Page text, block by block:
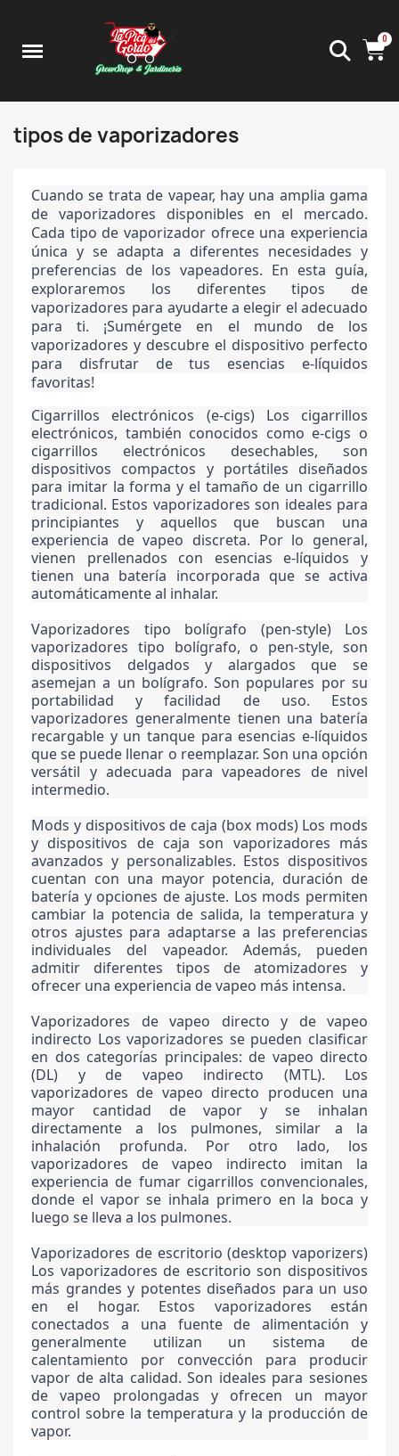
tipos de vaporizadores
Cuando se trata de vapear, hay una amplia gama
de vaporizadores disponibles en el mercado.
Cada tipo de vaporizador ofrece una experiencia
única y se adapta a diferentes necesidades y
preferencias de los vapeadores. En esta guía,
exploraremos los diferentes tipos de
vaporizadores para ayudarte a elegir el adecuado
para ti. ¡Sumérgete en el mundo de los
vaporizadores y descubre el dispositivo perfecto
para disfrutar de tus esencias e-líquidos
favoritas!
Cigarrillos electrónicos (e-cigs) Los cigarrillos
electrónicos, también conocidos como e-cigs o
cigarrillos electrónicos desechables, son
dispositivos compactos y portátiles diseñados
para imitar la forma y el tamaño de un cigarrillo
tradicional. Estos vaporizadores son ideales para
principiantes y aquellos que buscan una
experiencia de vapeo discreta. Por lo general,
vienen prellenados con esencias e-líquidos y
tienen una batería incorporada que se activa
automáticamente al inhalar.
Vaporizadores tipo bolígrafo (pen-style) Los
vaporizadores tipo bolígrafo, o pen-style, son
dispositivos delgados y alargados que se
asemejan a un bolígrafo. Son populares por su
portabilidad y facilidad de uso. Estos
vaporizadores generalmente tienen una batería
recargable y un tanque para esencias e-líquidos
que se puede llenar o reemplazar. Son una opción
versátil y adecuada para vapeadores de nivel
intermedio.
Mods y dispositivos de caja (box mods) Los mods
y dispositivos de caja son vaporizadores más
avanzados y personalizables. Estos dispositivos
cuentan con una mayor potencia, duración de
batería y opciones de ajuste. Los mods permiten
cambiar la potencia de salida, la temperatura y
otros ajustes para adaptarse a las preferencias
individuales del vapeador. Además, pueden
admitir diferentes tipos de atomizadores y
ofrecer una experiencia de vapeo más intensa.
Vaporizadores de vapeo directo y de vapeo
indirecto Los vaporizadores se pueden clasificar
en dos categorías principales: de vapeo directo
(DL) y de vapeo indirecto (MTL). Los
vaporizadores de vapeo directo producen una
mayor cantidad de vapor y se inhalan
directamente a los pulmones, similar a la
inhalación profunda. Por otro lado, los
vaporizadores de vapeo indirecto imitan la
experiencia de fumar cigarrillos convencionales,
donde el vapor se inhala primero en la boca y
luego se lleva a los pulmones.
Vaporizadores de escritorio (desktop vaporizers)
Los vaporizadores de escritorio son dispositivos
más grandes y potentes diseñados para un uso
en el hogar. Estos vaporizadores están
conectados a una fuente de alimentación y
generalmente utilizan un sistema de
calentamiento por convección para producir
vapor de alta calidad. Son ideales para sesiones
de vapeo prolongadas y ofrecen un mayor
control sobre la temperatura y la producción de
vapor.